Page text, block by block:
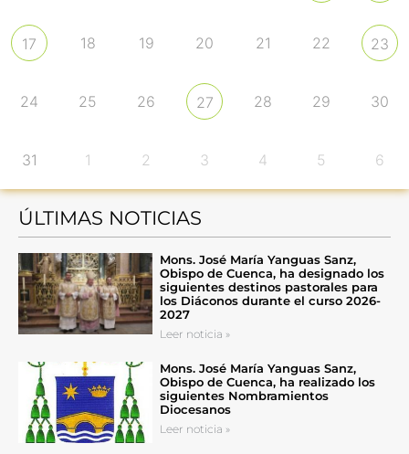
17 18 19 20 21 22 23
24 25 26 27 28 29 30
31 1 2 3 4 5 6
ÚLTIMAS NOTICIAS
Mons. José María Yanguas Sanz,
Obispo de Cuenca, ha designado los
siguientes destinos pastorales para
los Diáconos durante el curso 2026-
2027
Leer noticia »
Mons. José María Yanguas Sanz,
Obispo de Cuenca, ha realizado los
siguientes Nombramientos
Diocesanos
Leer noticia »